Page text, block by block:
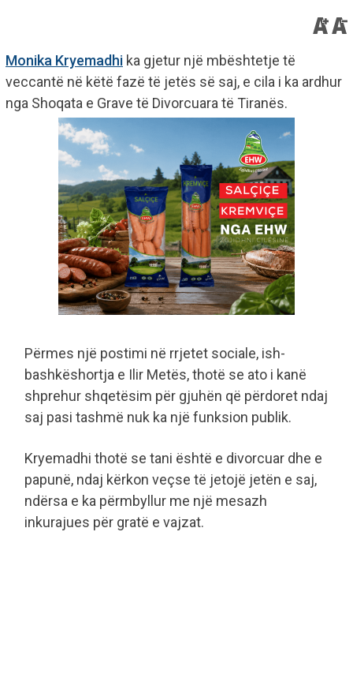
Monika Kryemadhi ka gjetur një mbështetje të
veccantë në këtë fazë të jetës së saj, e cila i ka ardhur
nga Shoqata e Grave të Divorcuara të Tiranës.
Përmes një postimi në rrjetet sociale, ish-
bashkëshortja e Ilir Metës, thotë se ato i kanë
shprehur shqetësim për gjuhën që përdoret ndaj
saj pasi tashmë nuk ka një funksion publik.
Kryemadhi thotë se tani është e divorcuar dhe e
papunë, ndaj kërkon veçse të jetojë jetën e saj,
ndërsa e ka përmbyllur me një mesazh
inkurajues për gratë e vajzat.